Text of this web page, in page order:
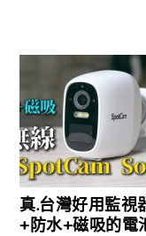
真.台灣好用監
+防水+磁吸的電